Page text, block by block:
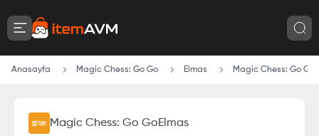
Anasayfa Magic Chess: Go Go Elmas Magic Chess: Go Go
Magic Chess: Go GoElmas